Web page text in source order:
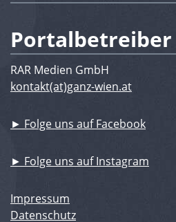
Portalbetreiber
RAR Medien GmbH
kontakt(at)ganz-wien.at
► Folge uns auf Facebook
► Folge uns auf Instagram
Impressum
Datenschutz